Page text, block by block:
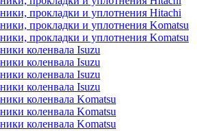
прокладки и уплотнения Hitachi
прокладки и уплотнения Komatsu
прокладки и уплотнения Komatsu
коленвала Isuzu
коленвала Isuzu
коленвала Isuzu
коленвала Isuzu
коленвала Komatsu
коленвала Komatsu
коленвала Komatsu